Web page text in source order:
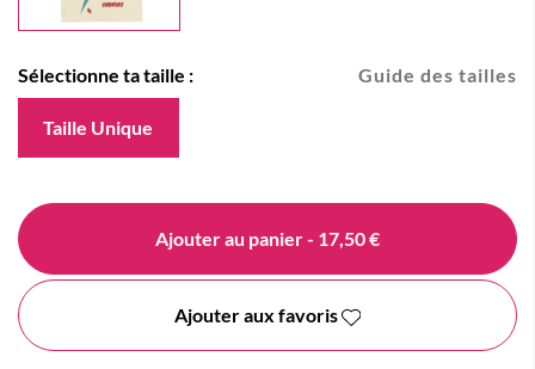
Guide des tailles
Sélectionne ta taille :
Taille Unique
Ajouter au panier- 17,50 €
Ajouter aux favoris